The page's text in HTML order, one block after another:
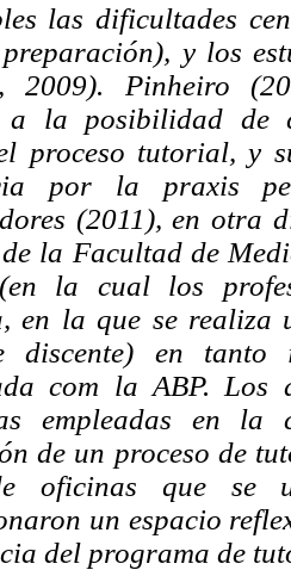
las dificultades
y los
2009). Pinheiro
a la posibilidad de
proceso tutorial, y
por la praxis
(2011), en otra
de la Facultad de
(en la cual los
en la que se realiza
discente) en tanto
com la ABP. Los
empleadas en
de un proceso de
oficinas que
un espacio
del programa de